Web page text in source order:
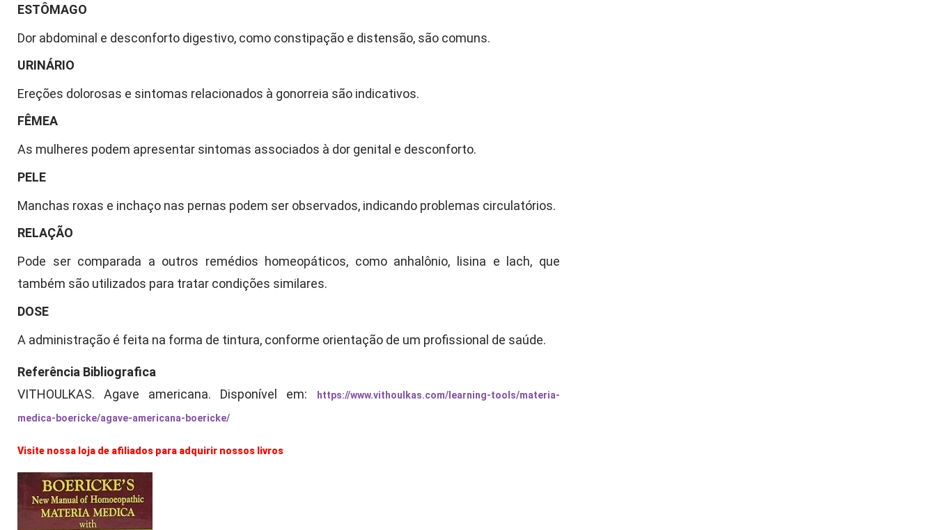
ESTÔMAGO
Dor abdominal e desconforto digestivo, como constipação e distensão, são comuns.
URINÁRIO
Ereções dolorosas e sintomas relacionados à gonorreia são indicativos.
FÊMEA
As mulheres podem apresentar sintomas associados à dor genital e desconforto.
PELE
Manchas roxas e inchaço nas pernas podem ser observados, indicando problemas circulatórios.
RELAÇÃO
Pode ser comparada a outros remédios homeopáticos, como anhalônio, lisina e lach, que
também são utilizados para tratar condições similares.
DOSE
A administração é feita na forma de tintura, conforme orientação de um profissional de saúde.
Referência Bibliografica
VITHOULKAS. Agave americana. Disponível em:
https://www.vithoulkas.com/learning-tools/materia-
medica-boericke/agave-americana-boericke/
Visite nossa loja de afiliados para adquirir nossos livros